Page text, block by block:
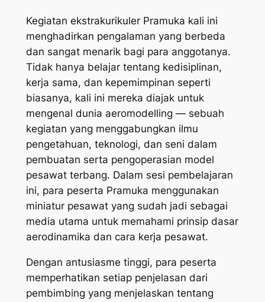
Kegiatan ekstrakurikuler Pramuka kali ini
menghadirkan pengalaman yang berbeda
dan sangat menarik bagi para anggotanya.
Tidak hanya belajar tentang kedisiplinan,
kerja sama, dan kepemimpinan seperti
biasanya, kali ini mereka diajak untuk
mengenal dunia aeromodelling — sebuah
kegiatan yang menggabungkan ilmu
pengetahuan, teknologi, dan seni dalam
pembuatan serta pengoperasian model
pesawat terbang. Dalam sesi pembelajaran
ini, para peserta Pramuka menggunakan
miniatur pesawat yang sudah jadi sebagai
media utama untuk memahami prinsip dasar
aerodinamika dan cara kerja pesawat.
Dengan antusiasme tinggi, para peserta
memperhatikan setiap penjelasan dari
pembimbing yang menjelaskan tentang